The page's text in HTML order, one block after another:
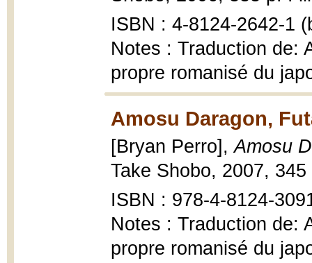
ISBN : 4-8124-2642-1
Notes : Traduction de:
propre romanisé du
Amosu Daragon,
[Bryan Perro],Amosu
Take Shobo, 2007,
ISBN : 978-4-8124-
Notes : Traduction de:
propre romanisé du